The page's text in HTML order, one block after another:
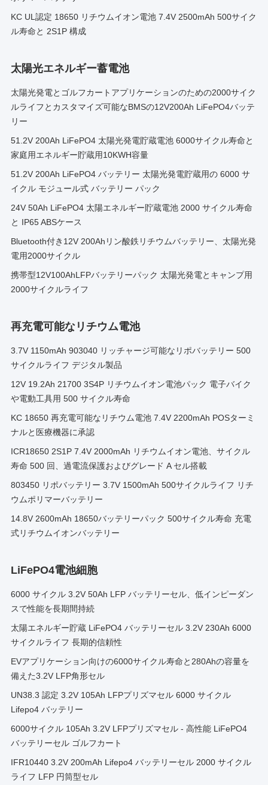
KC UL認定 18650 リチウムイオン電池 7.4V 2500mAh 500サイク
ル寿命と 2S1P 構成
太陽光エネルギー蓄電池
太陽光発電とゴルフカートアプリケーションのための2000サイク
ルライフとカスタマイズ可能なBMSの12V200Ah LiFePO4バッテ
リー
51.2V 200Ah LiFePO4 太陽光発電貯蔵電池 6000サイクル寿命と
家庭用エネルギー貯蔵用10KWH容量
51.2V 200Ah LiFePO4 バッテリー 太陽光発電貯蔵用の 6000 サ
イクル モジュール式 バッテリー パック
24V 50Ah LiFePO4 太陽エネルギー貯蔵電池 2000 サイクル寿命
と IP65 ABSケース
Bluetooth付き12V 200Ahリン酸鉄リチウムバッテリー、太陽光発
電用2000サイクル
携帯型12V100AhLFPバッテリーパック 太陽光発電とキャンプ用
2000サイクルライフ
再充電可能なリチウム電池
3.7V 1150mAh 903040 リッチャージ可能なリポバッテリー 500
サイクルライフ デジタル製品
12V 19.2Ah 21700 3S4P リチウムイオン電池パック 電子バイク
や電動工具用 500 サイクル寿命
KC 18650 再充電可能なリチウム電池 7.4V 2200mAh POSターミ
ナルと医療機器に承認
ICR18650 2S1P 7.4V 2000mAh リチウムイオン電池、サイクル
寿命 500 回、過電流保護およびグレード A セル搭載
803450 リポバッテリー 3.7V 1500mAh 500サイクルライフ リチ
ウムポリマーバッテリー
14.8V 2600mAh 18650バッテリーパック 500サイクル寿命 充電
式リチウムイオンバッテリー
LiFePO4電池細胞
6000 サイクル 3.2V 50Ah LFP バッテリーセル、低インピーダン
スで性能を長期間持続
太陽エネルギー貯蔵 LiFePO4 バッテリーセル 3.2V 230Ah 6000
サイクルライフ 長期的信頼性
EVアプリケーション向けの6000サイクル寿命と280Ahの容量を
備えた3.2V LFP角形セル
UN38.3 認定 3.2V 105Ah LFPプリズマセル 6000 サイクル
Lifepo4 バッテリー
6000サイクル 105Ah 3.2V LFPプリズマセル - 高性能 LiFePO4
バッテリーセル ゴルフカート
IFR10440 3.2V 200mAh Lifepo4 バッテリーセル 2000 サイクル
ライフ LFP 円筒型セル